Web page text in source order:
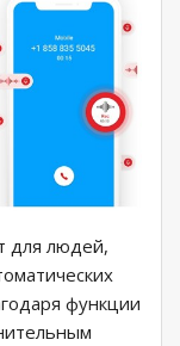
для людей,
функции